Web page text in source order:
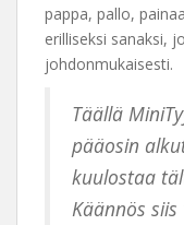
pappa, pallo,
erilliseksi sanaksi,
johdonmukaisesti.
Täällä
pääosin
kuulostaa
Käännös